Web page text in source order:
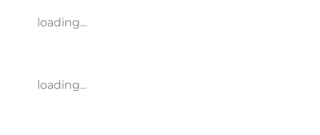
loading...
loading...